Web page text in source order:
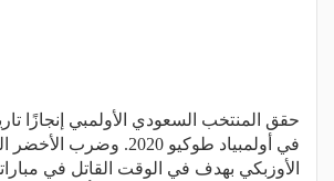
حقق المنتخب السعودي الأولمبي إنجازًا
في أولمبياد طوكيو 2020.
الأوزبكي بهدف في الوقت القاتل في